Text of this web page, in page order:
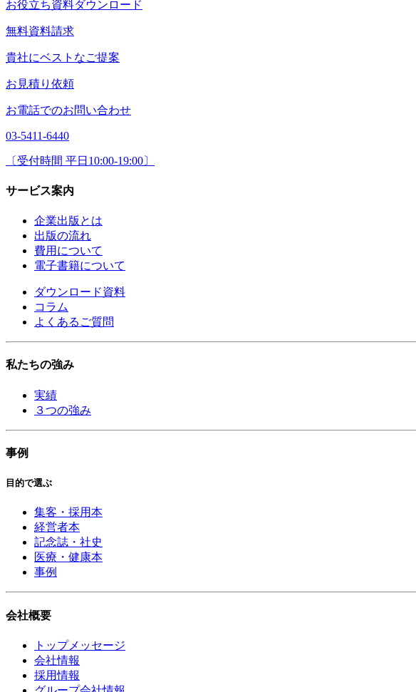
お役立ち資料ダウンロード
無料資料請求
貴社にベストなご提案
お見積り依頼
お電話でのお問い合わせ
03-5411-6440
〔受付時間 平日10:00-19:00〕
サービス案内
企業出版とは
出版の流れ
費用について
電子書籍について
ダウンロード資料
コラム
よくあるご質問
私たちの強み
実績
３つの強み
事例
目的で選ぶ
集客・採用本
経営者本
記念誌・社史
医療・健康本
事例
会社概要
トップメッセージ
会社情報
採用情報